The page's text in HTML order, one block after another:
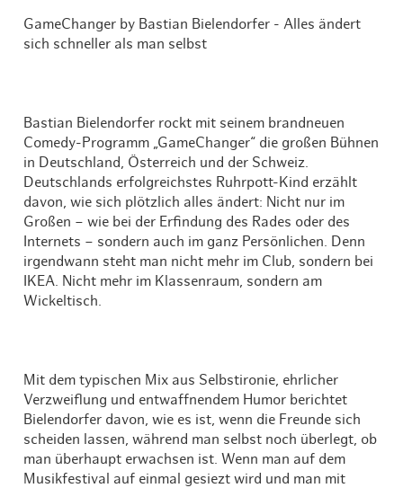
GameChanger by Bastian Bielendorfer - Alles ändert
sich schneller als man selbst
Bastian Bielendorfer rockt mit seinem brandneuen
Comedy-Programm „GameChanger“ die großen Bühnen
in Deutschland, Österreich und der Schweiz.
Deutschlands erfolgreichstes Ruhrpott-Kind erzählt
davon, wie sich plötzlich alles ändert: Nicht nur im
Großen – wie bei der Erfindung des Rades oder des
Internets – sondern auch im ganz Persönlichen. Denn
irgendwann steht man nicht mehr im Club, sondern bei
IKEA. Nicht mehr im Klassenraum, sondern am
Wickeltisch.
Mit dem typischen Mix aus Selbstironie, ehrlicher
Verzweiflung und entwaffnendem Humor berichtet
Bielendorfer davon, wie es ist, wenn die Freunde sich
scheiden lassen, während man selbst noch überlegt, ob
man überhaupt erwachsen ist. Wenn man auf dem
Musikfestival auf einmal gesiezt wird und man mit